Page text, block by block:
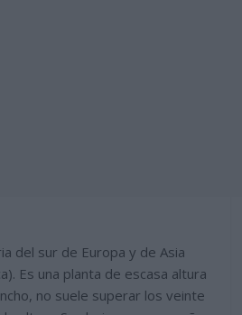
del sur de Europa y de Asia
Es una planta de escasa altura
no suele superar los veinte